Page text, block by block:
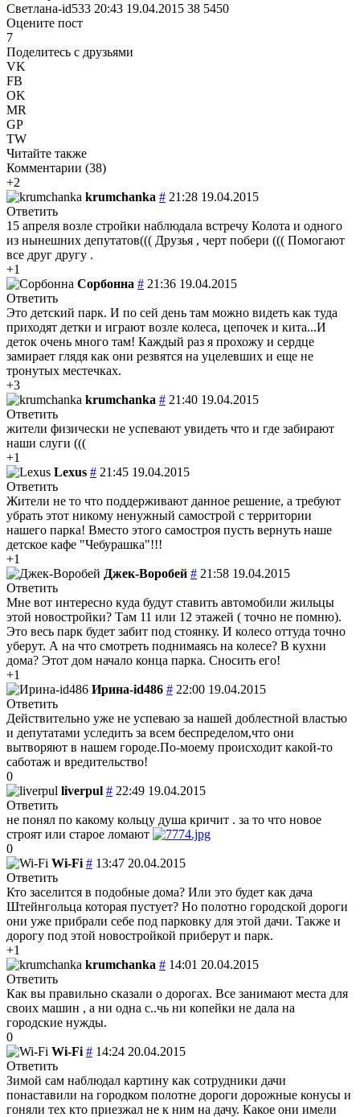
Светлана-id533 20:43 19.04.2015 38 5450
Оцените пост
7
Поделитесь с друзьями
VK
FB
OK
MR
GP
TW
Читайте также
Комментарии (38)
+2
krumchanka # 21:28 19.04.2015
Ответить
15 апреля возле стройки наблюдала встречу Колота и одного
из нынешних депутатов((( Друзья , черт побери ((( Помогают
все друг другу .
+1
Сорбонна # 21:36 19.04.2015
Ответить
Это детский парк. И по сей день там можно видеть как туда
приходят детки и играют возле колеса, цепочек и кита...И
деток очень много там! Каждый раз я прохожу и сердце
замирает глядя как они резвятся на уцелевших и еще не
тронутых местечках.
+3
krumchanka # 21:40 19.04.2015
Ответить
жители физически не успевают увидеть что и где забирают
наши слуги (((
+1
Lexus # 21:45 19.04.2015
Ответить
Жители не то что поддерживают данное решение, а требуют
убрать этот никому ненужный самострой с территории
нашего парка! Вместо этого самостроя пусть вернуть наше
детское кафе "Чебурашка"!!!
+1
Джек-Воробей # 21:58 19.04.2015
Ответить
Мне вот интересно куда будут ставить автомобили жильцы
этой новостройки? Там 11 или 12 этажей ( точно не помню).
Это весь парк будет забит под стоянку. И колесо оттуда точно
уберут. А на что смотреть поднимаясь на колесе? В кухни
дома? Этот дом начало конца парка. Сносить его!
+1
Ирина-id486 # 22:00 19.04.2015
Ответить
Действительно уже не успеваю за нашей доблестной властью
и депутатами уследить за всем беспределом,что они
вытворяют в нашем городе.По-моему происходит какой-то
саботаж и вредительство!
0
liverpul # 22:49 19.04.2015
Ответить
не понял по какому кольцу душа кричит . за то что новое
строят или старое ломают
0
Wi-Fi # 13:47 20.04.2015
Ответить
Кто заселится в подобные дома? Или это будет как дача
Штейнгольца которая пустует? Но полотно городской дороги
они уже прибрали себе под парковку для этой дачи. Также и
дорогу под этой новостройкой приберут и парк.
+1
krumchanka # 14:01 20.04.2015
Ответить
Как вы правильно сказали о дорогах. Все занимают места для
своих машин , а ни одна с..чь ни копейки не дала на
городские нужды.
0
Wi-Fi # 14:24 20.04.2015
Ответить
Зимой сам наблюдал картину как сотрудники дачи
понаставили на городком полотне дороги дорожные конусы и
гоняли тех кто приезжал не к ним на дачу. Какое они имели